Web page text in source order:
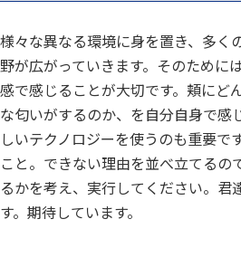
様々な異なる環境に身を置き、多く
野が広がっていきます。そのために
感で感じることが大切です。頬にど
な匂いがするのか、を自分自身で感
しいテクノロジーを使うのも重要で
こと。できない理由を並べ立てるの
るかを考え、実行してください。君
す。期待しています。